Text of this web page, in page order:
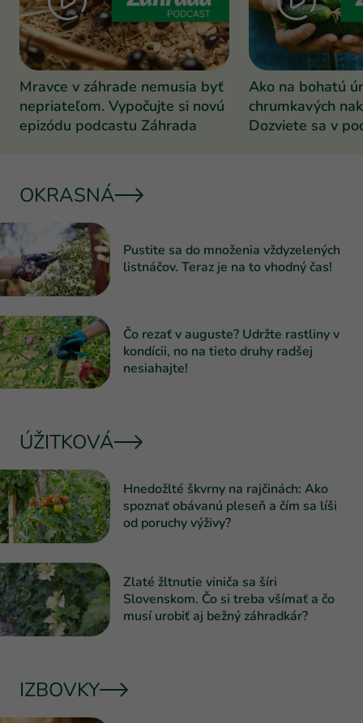
Mravce v záhrade nemusia byť
nepriateľom. Vypočujte si novú
epizódu podcastu Záhrada
Ako na bohatú
chrumkavých
Dozviete sa v
OKRASNÁ
Pustite sa do množenia vždyzelených
listnáčov. Teraz je na to vhodný čas!
Čo rezať v auguste? Udržte rastliny v
kondícii, no na tieto druhy radšej
nesiahajte!
ÚŽITKOVÁ
Hnedožlté škvrny na rajčinách: Ako
spoznať obávanú pleseň a čím sa líši
od poruchy výživy?
Zlaté žltnutie viniča sa šíri
Slovenskom. Čo si treba všímať a čo
musí urobiť aj bežný záhradkár?
IZBOVKY